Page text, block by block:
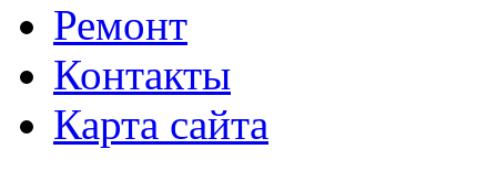
Ремонт
Контакты
Карта сайта